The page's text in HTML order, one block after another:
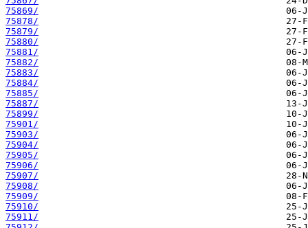
75869/
75878/
75879/
75880/
75881/
75882/
75883/
75884/
75885/
75887/
75899/
75901/
75903/
75904/
75905/
75906/
75907/
75908/
75909/
75910/
75911/